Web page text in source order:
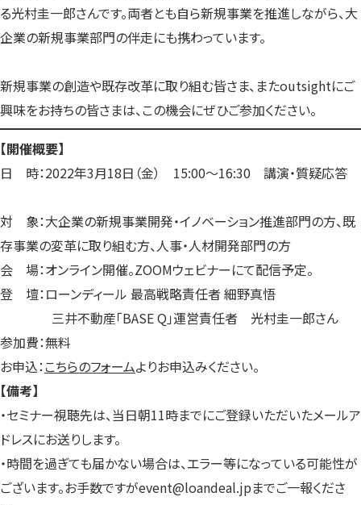
る光村圭一郎さんです。両者とも自ら新規事業を推進しながら、大
企業の新規事業部門の伴走にも携わっています。
新規事業の創造や既存改革に取り組む皆さま、またoutsightにご
興味をお持ちの皆さまは、この機会にぜひご参加ください。
【開催概要】
日 時：2022年3月18日（金） 15:00～16:30 講演・質疑応答
対 象：大企業の新規事業開発・イノベーション推進部門の方、既
存事業の変革に取り組む方、人事・人材開発部門の方
会 場：オンライン開催。ZOOMウェビナーにて配信予定。
登 壇：ローンディール 最高戦略責任者 細野真悟
三井不動産「BASE Q」運営責任者 光村圭一郎さん
参加費：無料
お申込：こちらのフォームよりお申込みください。
【備考】
・セミナー視聴先は、当日朝11時までにご登録いただいたメールア
ドレスにお送りします。
・時間を過ぎても届かない場合は、エラー等になっている可能性が
ございます。お手数ですがevent@loandeal.jpまでご一報くださ